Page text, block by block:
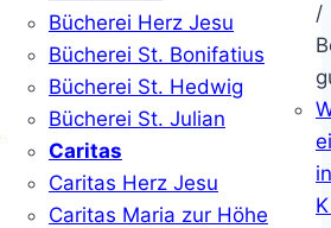
Bücherei Herz Jesu
Bücherei St. Bonifatius
Bücherei St. Hedwig
Bücherei St. Julian
Caritas
Caritas Herz Jesu
Caritas Maria zur Höhe
/